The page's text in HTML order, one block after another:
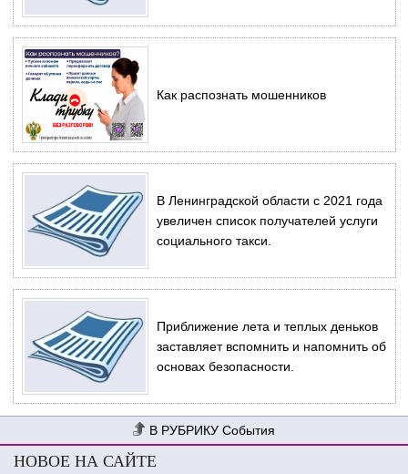
Как распознать мошенников
В Ленинградской области с 2021 года
увеличен список получателей услуги
социального такси.
Приближение лета и теплых деньков
заставляет вспомнить и напомнить об
основах безопасности.
События
НОВОЕ НА САЙТЕ